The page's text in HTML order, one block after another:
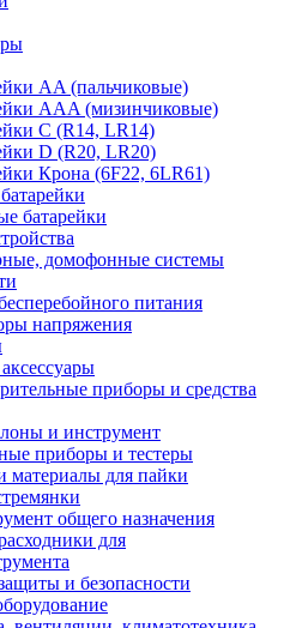
AA (пальчиковые)
AAA (мизинчиковые)
C (R14, LR14)
D (R20, LR20)
Крона (6F22, 6LR61)
батарейки
домофонные системы
питания
напряжения
приборы и средства
и инструмент
приборы и тестеры
материалы для пайки
общего назначения
для
и безопасности